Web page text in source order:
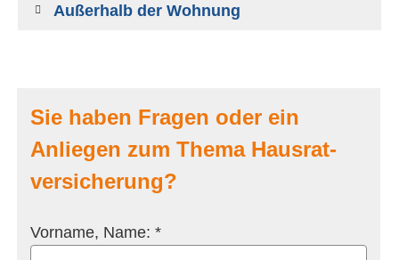
Außerhalb der Wohnung
Sie haben Fragen oder ein
Anliegen zum Thema Haus­rat­
ver­si­che­rung?
Vorname, Name: *